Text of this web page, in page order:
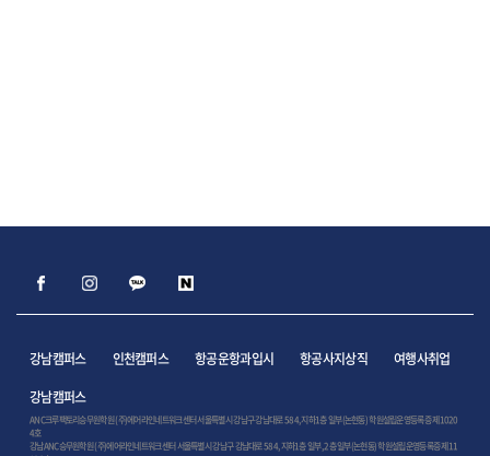
강남캠퍼스 인천캠퍼스 항공운항과입시 항공사지상직
여행사취업
강남캠퍼스
ANC크루팩토리승무원학원 (주)에어라인네트워크센터 서울특별시 강남구 강남대로 584, 지하1층 일부(논현동) 학원설립운영등록증 제1020
4호
강남ANC승무원학원 (주)에어라인네트워크센터 서울특별시 강남구 강남대로 584, 지하1층 일부, 2층 일부(논현동) 학원설립운영등록증 제11